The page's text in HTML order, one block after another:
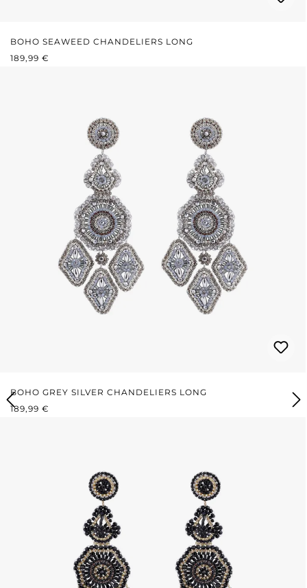
BOHO SEAWEED CHANDELIERS LONG
REGULÄRER PREIS:
189,99 €
BOHO GREY SILVER CHANDELIERS LONG
REGULÄRER PREIS:
189,99 €